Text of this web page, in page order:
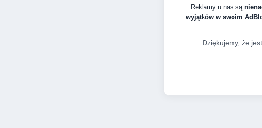
Reklamy u nas są
wyjątków w swoim
Dziękujemy, że